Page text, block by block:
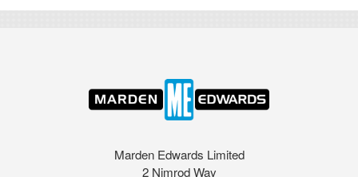
Marden Edwards Limited
2 Nimrod Way